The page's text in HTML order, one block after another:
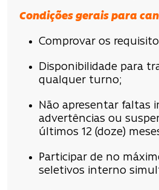
Condições gerais para
Comprovar os
Disponibilidade para
qualquer turno;
Não apresentar faltas
advertências ou
últimos 12 (doze)
Participar de no
seletivos interno